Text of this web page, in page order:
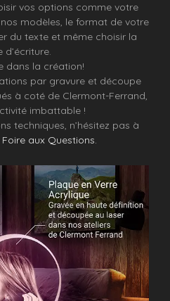
vos options comme votre
modèles, le format de votre
du texte et même choisir la
d’écriture.
dans la création!
par gravure et découpe
à coté de Clermont-Ferrand,
imbattable !
techniques, n’hésitez pas à
Foire aux Questions.